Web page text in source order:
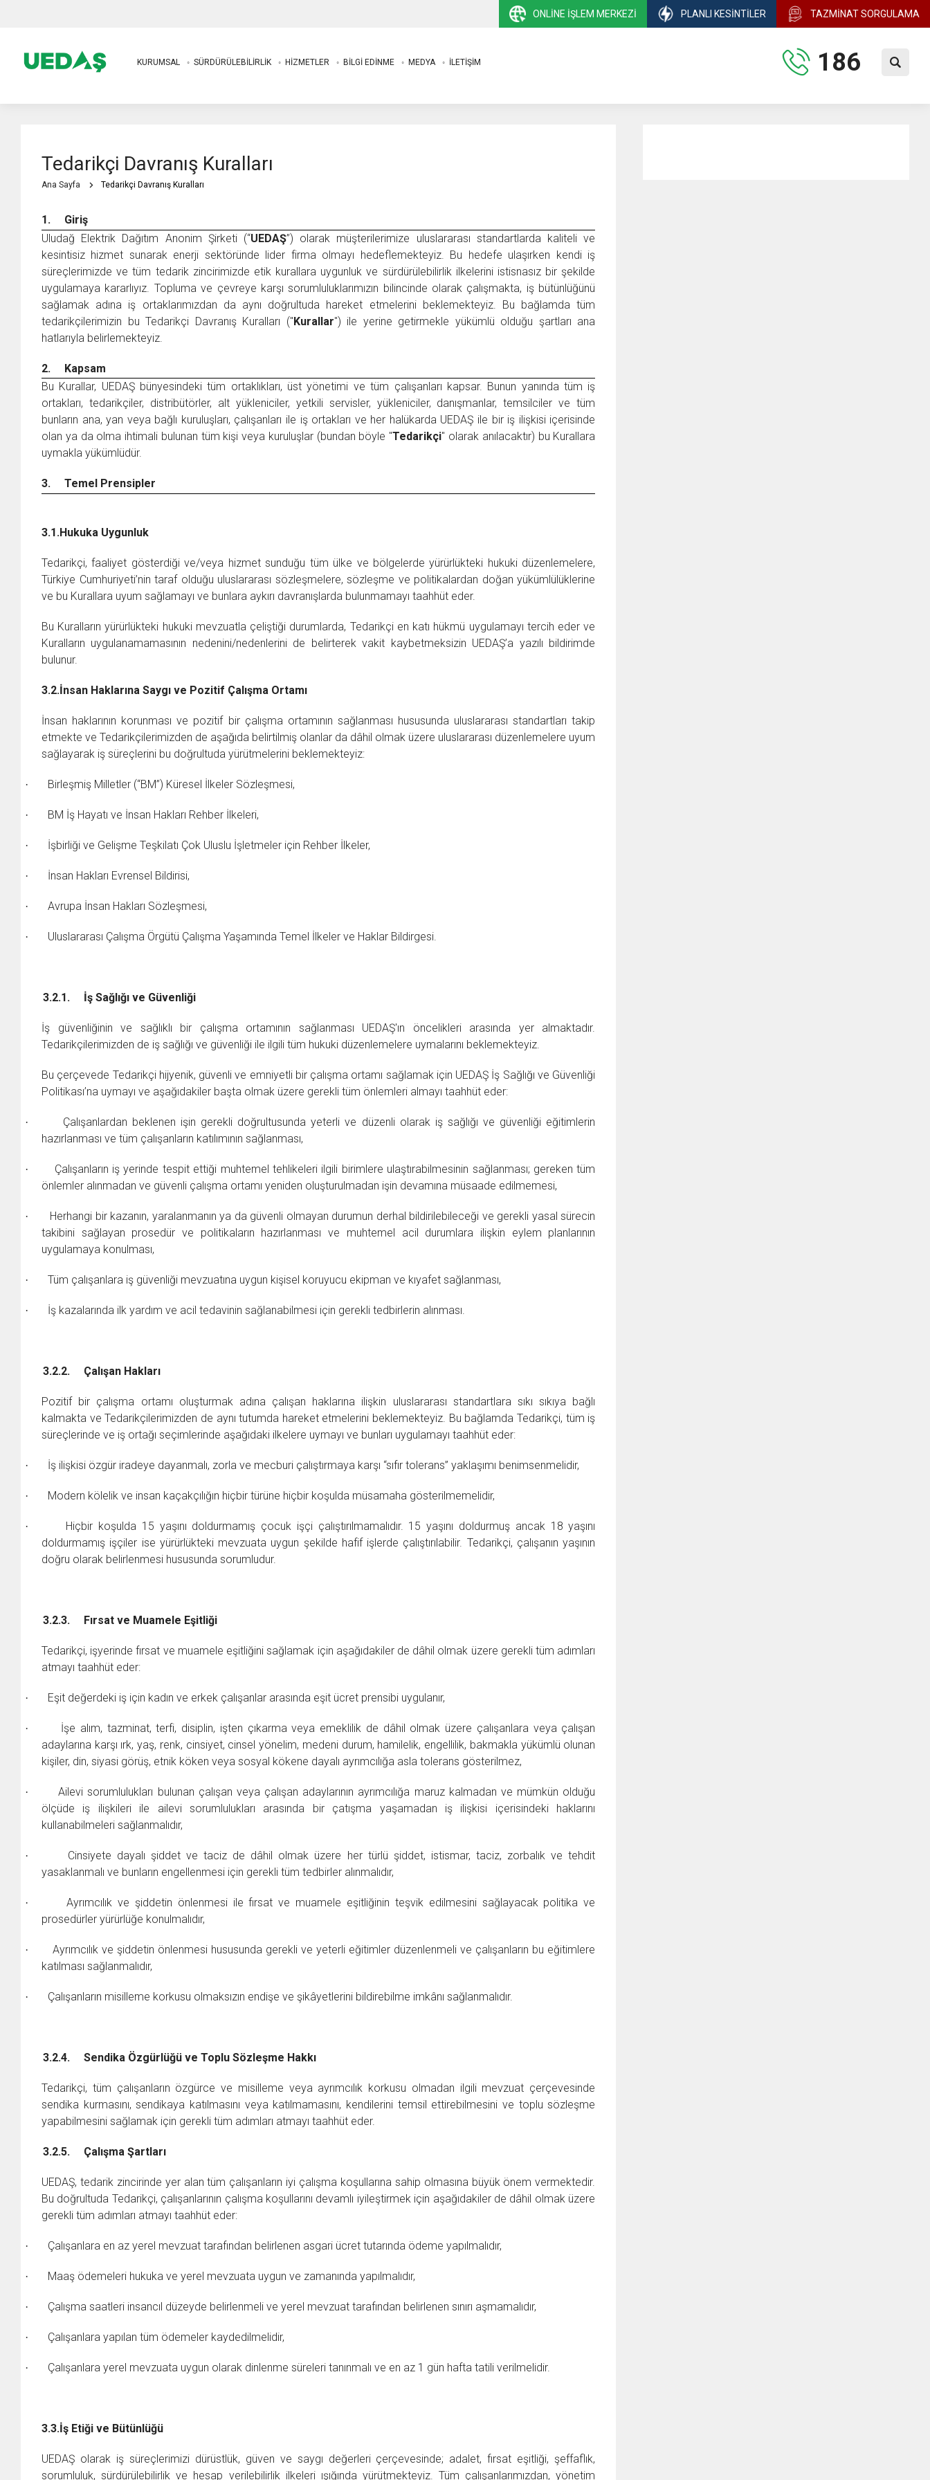
ONLINE İŞLEM MERKEZI PLANLI KESINTILER TAZMINAT SORGULAMA
KURUMSAL SÜRDÜRÜLEBİLİRLİK HİZMETLER BİLGİ EDİNME MEDYA İLETİŞİM 186
Tedarikçi Davranış Kuralları
Ana Sayfa Tedarikçi Davranış Kuralları
1.
Giriş
Uludağ Elektrik Dağıtım Anonim Şirketi (“UEDAŞ”) olarak müşterilerimize uluslararası standartlarda kaliteli ve
kesintisiz hizmet sunarak enerji sektöründe lider firma olmayı hedeflemekteyiz. Bu hedefe ulaşırken kendi iş
süreçlerimizde ve tüm tedarik zincirimizde etik kurallara uygunluk ve sürdürülebilirlik ilkelerini istisnasız bir şekilde
uygulamaya kararlıyız. Topluma ve çevreye karşı sorumluluklarımızın bilincinde olarak çalışmakta, iş bütünlüğünü
sağlamak adına iş ortaklarımızdan da aynı doğrultuda hareket etmelerini beklemekteyiz. Bu bağlamda tüm
tedarikçilerimizin bu Tedarikçi Davranış Kuralları ("Kurallar") ile yerine getirmekle yükümlü olduğu şartları ana
hatlarıyla belirlemekteyiz.
2.
Kapsam
Bu Kurallar, UEDAŞ bünyesindeki tüm ortaklıkları, üst yönetimi ve tüm çalışanları kapsar. Bunun yanında tüm iş
ortakları, tedarikçiler, distribütörler, alt yükleniciler, yetkili servisler, yükleniciler, danışmanlar, temsilciler ve tüm
bunların ana, yan veya bağlı kuruluşları, çalışanları ile iş ortakları ve her halükarda UEDAŞ ile bir iş ilişkisi içerisinde
olan ya da olma ihtimali bulunan tüm kişi veya kuruluşlar (bundan böyle "Tedarikçi" olarak anılacaktır) bu Kurallara
uymakla yükümlüdür.
3. Temel Prensipler
3.1.Hukuka Uygunluk
Tedarikçi, faaliyet gösterdiği ve/veya hizmet sunduğu tüm ülke ve bölgelerde yürürlükteki hukuki düzenlemelere,
Türkiye Cumhuriyeti’nin taraf olduğu uluslararası sözleşmelere, sözleşme ve politikalardan doğan yükümlülüklerine
ve bu Kurallara uyum sağlamayı ve bunlara aykırı davranışlarda bulunmamayı taahhüt eder.
Bu Kuralların yürürlükteki hukuki mevzuatla çeliştiği durumlarda, Tedarikçi en katı hükmü uygulamayı tercih eder ve
Kuralların uygulanamamasının nedenini/nedenlerini de belirterek vakit kaybetmeksizin UEDAŞ’a yazılı bildirimde
bulunur.
3.2.İnsan Haklarına Saygı ve Pozitif Çalışma Ortamı
İnsan haklarının korunması ve pozitif bir çalışma ortamının sağlanması hususunda uluslararası standartları takip
etmekte ve Tedarikçilerimizden de aşağıda belirtilmiş olanlar da dâhil olmak üzere uluslararası düzenlemelere uyum
sağlayarak iş süreçlerini bu doğrultuda yürütmelerini beklemekteyiz:
· Birleşmiş Milletler (“BM”) Küresel İlkeler Sözleşmesi,
· BM İş Hayatı ve İnsan Hakları Rehber İlkeleri,
· İşbirliği ve Gelişme Teşkilatı Çok Uluslu İşletmeler için Rehber İlkeler,
· İnsan Hakları Evrensel Bildirisi,
· Avrupa İnsan Hakları Sözleşmesi,
· Uluslararası Çalışma Örgütü Çalışma Yaşamında Temel İlkeler ve Haklar Bildirgesi.
3.2.1. İş Sağlığı ve Güvenliği
İş güvenliğinin ve sağlıklı bir çalışma ortamının sağlanması UEDAŞ'ın öncelikleri arasında yer almaktadır.
Tedarikçilerimizden de iş sağlığı ve güvenliği ile ilgili tüm hukuki düzenlemelere uymalarını beklemekteyiz.
Bu çerçevede Tedarikçi hijyenik, güvenli ve emniyetli bir çalışma ortamı sağlamak için UEDAŞ İş Sağlığı ve Güvenliği
Politikası’na uymayı ve aşağıdakiler başta olmak üzere gerekli tüm önlemleri almayı taahhüt eder:
·
Çalışanlardan beklenen işin gerekli doğrultusunda yeterli ve düzenli olarak iş sağlığı ve güvenliği eğitimlerin
hazırlanması ve tüm çalışanların katılımının sağlanması,
·
Çalışanların iş yerinde tespit ettiği muhtemel tehlikeleri ilgili birimlere ulaştırabilmesinin sağlanması; gereken tüm
önlemler alınmadan ve güvenli çalışma ortamı yeniden oluşturulmadan işin devamına müsaade edilmemesi,
·
Herhangi bir kazanın, yaralanmanın ya da güvenli olmayan durumun derhal bildirilebileceği ve gerekli yasal sürecin
takibini sağlayan prosedür ve politikaların hazırlanması ve muhtemel acil durumlara ilişkin eylem planlarının
uygulamaya konulması,
· Tüm çalışanlara iş güvenliği mevzuatına uygun kişisel koruyucu ekipman ve kıyafet sağlanması,
· İş kazalarında ilk yardım ve acil tedavinin sağlanabilmesi için gerekli tedbirlerin alınması.
3.2.2. Çalışan Hakları
Pozitif bir çalışma ortamı oluşturmak adına çalışan haklarına ilişkin uluslararası standartlara sıkı sıkıya bağlı
kalmakta ve Tedarikçilerimizden de aynı tutumda hareket etmelerini beklemekteyiz. Bu bağlamda Tedarikçi, tüm iş
süreçlerinde ve iş ortağı seçimlerinde aşağıdaki ilkelere uymayı ve bunları uygulamayı taahhüt eder:
· İş ilişkisi özgür iradeye dayanmalı, zorla ve mecburi çalıştırmaya karşı “sıfır tolerans” yaklaşımı benimsenmelidir,
· Modern kölelik ve insan kaçakçılığın hiçbir türüne hiçbir koşulda müsamaha gösterilmemelidir,
·
Hiçbir koşulda 15 yaşını doldurmamış çocuk işçi çalıştırılmamalıdır. 15 yaşını doldurmuş ancak 18 yaşını
doldurmamış işçiler ise yürürlükteki mevzuata uygun şekilde hafif işlerde çalıştırılabilir. Tedarikçi, çalışanın yaşının
doğru olarak belirlenmesi hususunda sorumludur.
3.2.3. Fırsat ve Muamele Eşitliği
Tedarikçi, işyerinde fırsat ve muamele eşitliğini sağlamak için aşağıdakiler de dâhil olmak üzere gerekli tüm adımları
atmayı taahhüt eder:
· Eşit değerdeki iş için kadın ve erkek çalışanlar arasında eşit ücret prensibi uygulanır,
·
İşe alım, tazminat, terfi, disiplin, işten çıkarma veya emeklilik de dâhil olmak üzere çalışanlara veya çalışan
adaylarına karşı ırk, yaş, renk, cinsiyet, cinsel yönelim, medeni durum, hamilelik, engellilik, bakmakla yükümlü olunan
kişiler, din, siyasi görüş, etnik köken veya sosyal kökene dayalı ayrımcılığa asla tolerans gösterilmez,
·
Ailevi sorumlulukları bulunan çalışan veya çalışan adaylarının ayrımcılığa maruz kalmadan ve mümkün olduğu
ölçüde iş ilişkileri ile ailevi sorumlulukları arasında bir çatışma yaşamadan iş ilişkisi içerisindeki haklarını
kullanabilmeleri sağlanmalıdır,
·
Cinsiyete dayalı şiddet ve taciz de dâhil olmak üzere her türlü şiddet, istismar, taciz, zorbalık ve tehdit
yasaklanmalı ve bunların engellenmesi için gerekli tüm tedbirler alınmalıdır,
·
Ayrımcılık ve şiddetin önlenmesi ile fırsat ve muamele eşitliğinin teşvik edilmesini sağlayacak politika ve
prosedürler yürürlüğe konulmalıdır,
·
Ayrımcılık ve şiddetin önlenmesi hususunda gerekli ve yeterli eğitimler düzenlenmeli ve çalışanların bu eğitimlere
katılması sağlanmalıdır,
· Çalışanların misilleme korkusu olmaksızın endişe ve şikâyetlerini bildirebilme imkânı sağlanmalıdır.
3.2.4. Sendika Özgürlüğü ve Toplu Sözleşme Hakkı
Tedarikçi, tüm çalışanların özgürce ve misilleme veya ayrımcılık korkusu olmadan ilgili mevzuat çerçevesinde
sendika kurmasını, sendikaya katılmasını veya katılmamasını, kendilerini temsil ettirebilmesini ve toplu sözleşme
yapabilmesini sağlamak için gerekli tüm adımları atmayı taahhüt eder.
3.2.5. Çalışma Şartları
UEDAŞ, tedarik zincirinde yer alan tüm çalışanların iyi çalışma koşullarına sahip olmasına büyük önem vermektedir.
Bu doğrultuda Tedarikçi, çalışanlarının çalışma koşullarını devamlı iyileştirmek için aşağıdakiler de dâhil olmak üzere
gerekli tüm adımları atmayı taahhüt eder:
· Çalışanlara en az yerel mevzuat tarafından belirlenen asgari ücret tutarında ödeme yapılmalıdır,
· Maaş ödemeleri hukuka ve yerel mevzuata uygun ve zamanında yapılmalıdır,
· Çalışma saatleri insancıl düzeyde belirlenmeli ve yerel mevzuat tarafından belirlenen sınırı aşmamalıdır,
· Çalışanlara yapılan tüm ödemeler kaydedilmelidir,
· Çalışanlara yerel mevzuata uygun olarak dinlenme süreleri tanınmalı ve en az 1 gün hafta tatili verilmelidir.
3.3.İş Etiği ve Bütünlüğü
UEDAŞ olarak iş süreçlerimizi dürüstlük, güven ve saygı değerleri çerçevesinde; adalet, fırsat eşitliği, şeffaflık,
sorumluluk, sürdürülebilirlik ve hesap verilebilirlik ilkeleri ışığında yürütmekteyiz. Tüm çalışanlarımızdan, yönetim